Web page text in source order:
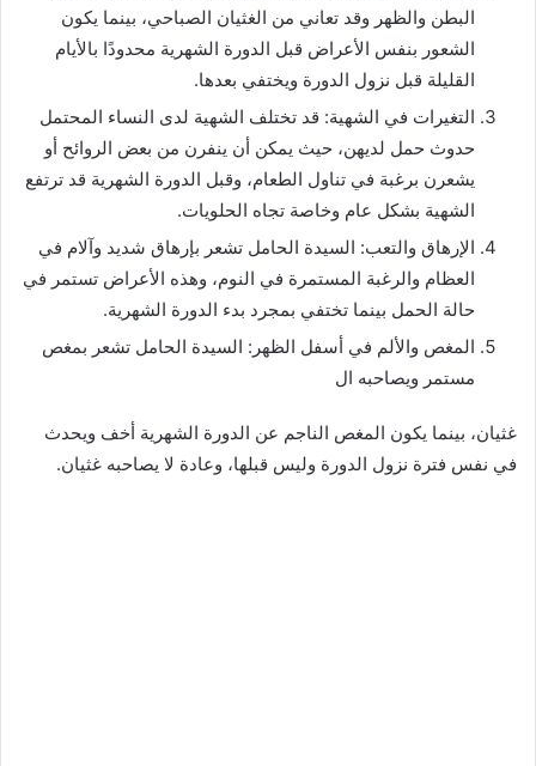
البطن والظهر وقد تعاني من الغثيان الصباحي، بينما يكون
الشعور بنفس الأعراض قبل الدورة الشهرية محدودًا بالأيام
القليلة قبل نزول الدورة ويختفي بعدها.
التغيرات في الشهية: قد تختلف الشهية لدى النساء المحتمل
حدوث حمل لديهن، حيث يمكن أن ينفرن من بعض الروائح أو
يشعرن برغبة في تناول الطعام، وقبل الدورة الشهرية قد ترتفع
الشهية بشكل عام وخاصة تجاه الحلويات.
الإرهاق والتعب: السيدة الحامل تشعر بإرهاق شديد وآلام في
العظام والرغبة المستمرة في النوم، وهذه الأعراض تستمر في
حالة الحمل بينما تختفي بمجرد بدء الدورة الشهرية.
المغص والألم في أسفل الظهر: السيدة الحامل تشعر بمغص
مستمر ويصاحبه ال
غثيان، بينما يكون المغص الناجم عن الدورة الشهرية أخف ويحدث
في نفس فترة نزول الدورة وليس قبلها، وعادة لا يصاحبه غثيان.